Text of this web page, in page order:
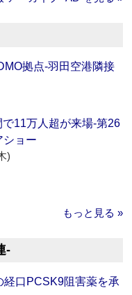
拠点‐羽田空港隣接
で11万人超が来場‐第26
ショー
)
もっと見る »
‐
経口PCSK9阻害薬を承